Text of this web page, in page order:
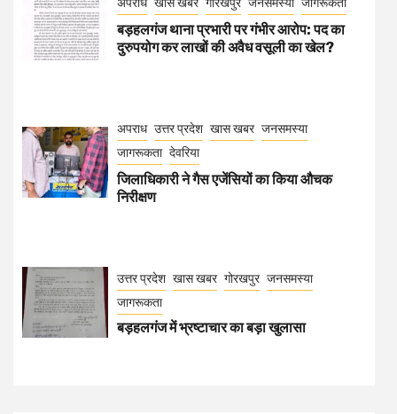
बड़हलगंज थाना प्रभारी पर गंभीर आरोप: पद का
दुरुपयोग कर लाखों की अवैध वसूली का खेल?
अपराध उत्तर प्रदेश खास खबर जनसमस्या
जागरूकता देवरिया
जिलाधिकारी ने गैस एजेंसियों का किया औचक
निरीक्षण
उत्तर प्रदेश खास खबर गोरखपुर जनसमस्या
जागरूकता
बड़हलगंज में भ्रष्टाचार का बड़ा खुलासा